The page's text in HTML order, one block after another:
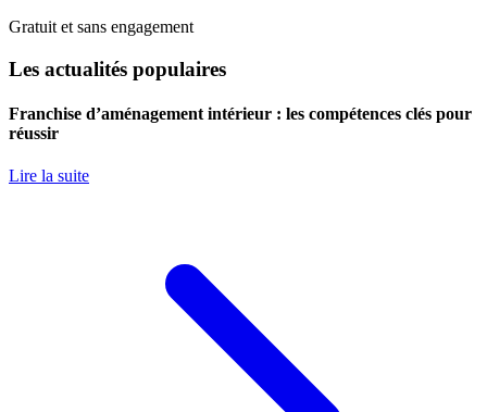
Gratuit et sans engagement
Les actualités populaires
Franchise d’aménagement intérieur : les compétences clés pour
réussir
Lire la suite